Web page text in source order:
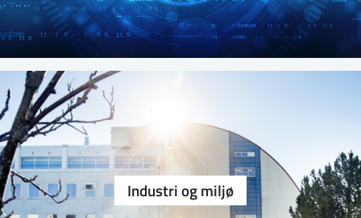
Industri og miljø